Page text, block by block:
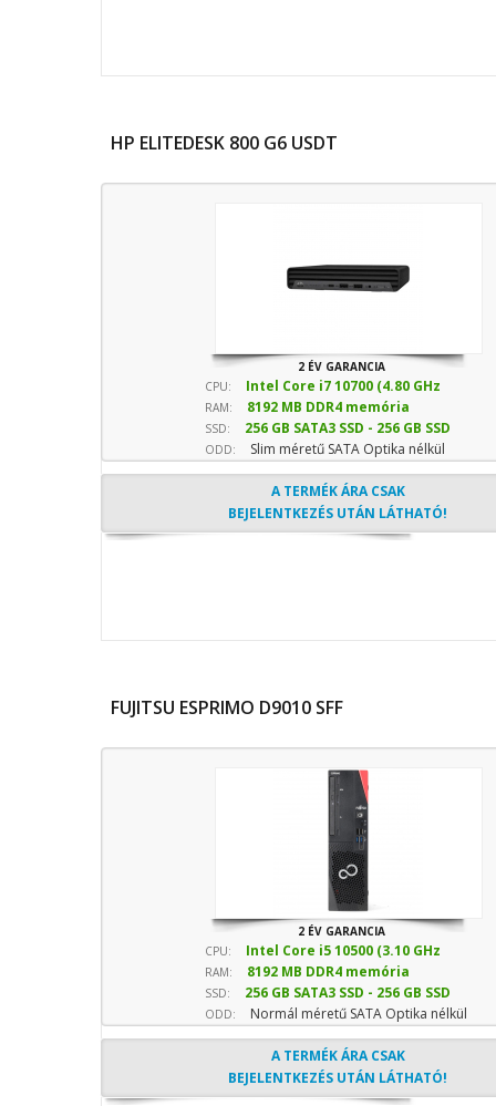
HP ELITEDESK 800 G6 USDT
2 ÉV GARANCIA
CPU:
Intel Core i7 10700 (4.80 GHz
sebesség)
RAM: 8192 MB DDR4 memória
SSD:
256 GB SATA3 SSD - 256 GB SSD
(Normál)
ODD: Slim méretű SATA Optika nélkül
A TERMÉK ÁRA CSAK
BEJELENTKEZÉS UTÁN LÁTHATÓ!
FUJITSU ESPRIMO D9010 SFF
2 ÉV GARANCIA
CPU:
Intel Core i5 10500 (3.10 GHz
sebesség)
RAM: 8192 MB DDR4 memória
SSD:
256 GB SATA3 SSD - 256 GB SSD
(Normál)
ODD: Normál méretű SATA Optika nélkül
A TERMÉK ÁRA CSAK
BEJELENTKEZÉS UTÁN LÁTHATÓ!